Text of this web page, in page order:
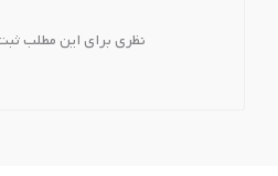
نظری برای این مطلب